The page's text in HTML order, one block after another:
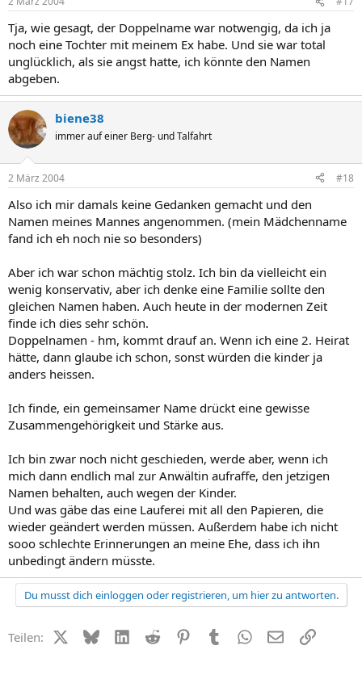
Tja, wie gesagt, der Doppelname war notwengig, da ich ja
noch eine Tochter mit meinem Ex habe. Und sie war total
unglücklich, als sie angst hatte, ich könnte den Namen
abgeben.
biene38
immer auf einer Berg- und Talfahrt
2 März 2004 #18
Also ich mir damals keine Gedanken gemacht und den
Namen meines Mannes angenommen. (mein Mädchenname
fand ich eh noch nie so besonders)
Aber ich war schon mächtig stolz. Ich bin da vielleicht ein
wenig konservativ, aber ich denke eine Familie sollte den
gleichen Namen haben. Auch heute in der modernen Zeit
finde ich dies sehr schön.
Doppelnamen - hm, kommt drauf an. Wenn ich eine 2. Heirat
hätte, dann glaube ich schon, sonst würden die kinder ja
anders heissen.
Ich finde, ein gemeinsamer Name drückt eine gewisse
Zusammengehörigkeit und Stärke aus.
Ich bin zwar noch nicht geschieden, werde aber, wenn ich
mich dann endlich mal zur Anwältin aufraffe, den jetzigen
Namen behalten, auch wegen der Kinder.
Und was gäbe das eine Lauferei mit all den Papieren, die
wieder geändert werden müssen. Außerdem habe ich nicht
sooo schlechte Erinnerungen an meine Ehe, dass ich ihn
unbedingt ändern müsste.
Du musst dich einloggen oder registrieren, um hier zu antworten.
Teilen: X (Twitter)
BlueskyLinkedIn
Reddit PinterestTumblr WhatsApp
E-MailLink